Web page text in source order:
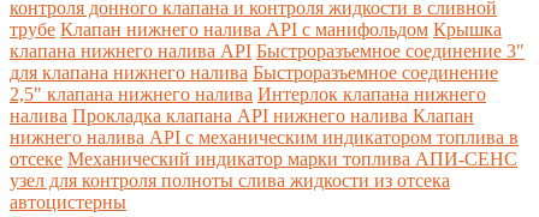
контроля донного клапана и контроля жидкости в сливной
трубе Клапан нижнего налива API с манифольдом Крышка
клапана нижнего налива API Быстроразъемное соединение 3"
для клапана нижнего налива Быстроразъемное соединение
2,5" клапана нижнего налива Интерлок клапана нижнего
налива Прокладка клапана API нижнего налива Клапан
нижнего налива API с механическим индикатором топлива в
отсеке Механический индикатор марки топлива АПИ-СЕНС
узел для контроля полноты слива жидкости из отсека
автоцистерны